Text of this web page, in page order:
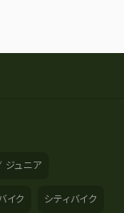
ジュニア
イク シティバイク